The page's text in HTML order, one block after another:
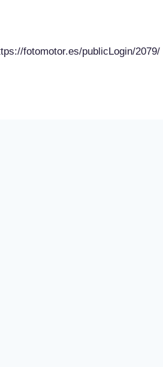
fotomotor.es/publicLogin/2079/